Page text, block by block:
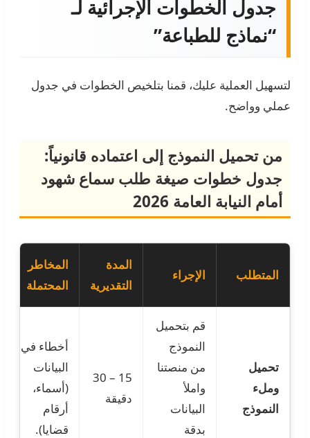
جدول الخطوات الإجرائية لـ
“نماذج للطباعة”
لتسهيل العملية عليك، قمنا بتلخيص الخطوات في جدول
عملي وواضح.
من تحميل النموذج إلى اعتماده قانونياً:
جدول خطوات صيغة طلب سماع شهود
أمام النيابة العامة 2026
المتطلب الإجراء
المدة
التقديرية
المخاطر
المحتملة
تحميل
وملء
النموذج
قم بتحميل
النموذج
من منصتنا
واملأ
البيانات
بدقة
15 – 30
دقيقة
أخطاء في
البيانات
(أسماء،
أرقام
قضايا).